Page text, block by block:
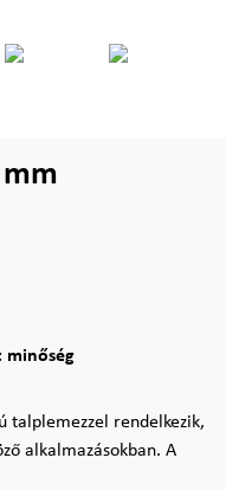
minőség
talplemezzel rendelkezik,
alkalmazásokban. A